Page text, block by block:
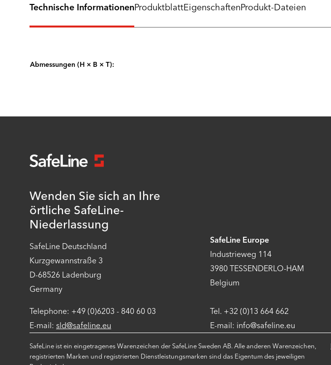
Technische Informationen
Abmessungen (H × B × T):
ProduktblattEigenschaftenProdukt-Dateien
Wenden Sie sich an Ihre
örtliche SafeLine-
Niederlassung
SafeLine Deutschland
Kurzgewannstraße 3
D-68526 Ladenburg
Germany
Telephone: +49 (0)6203 - 840 60 03
E-mail: sld@safeline.eu
SafeLine Europe
Industrieweg 114
3980 TESSENDERLO-HAM
Belgium
Tel. +32 (0)13 664 662
E-mail: info@safeline.eu
SafeLine ist ein eingetragenes Warenzeichen der SafeLine Sweden AB. Alle anderen Warenzeichen,
registrierten Marken und registrierten Dienstleistungsmarken sind das Eigentum des jeweiligen